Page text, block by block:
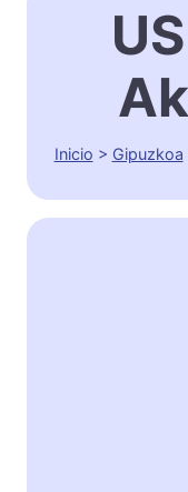
Inicio > Gipuzkoa